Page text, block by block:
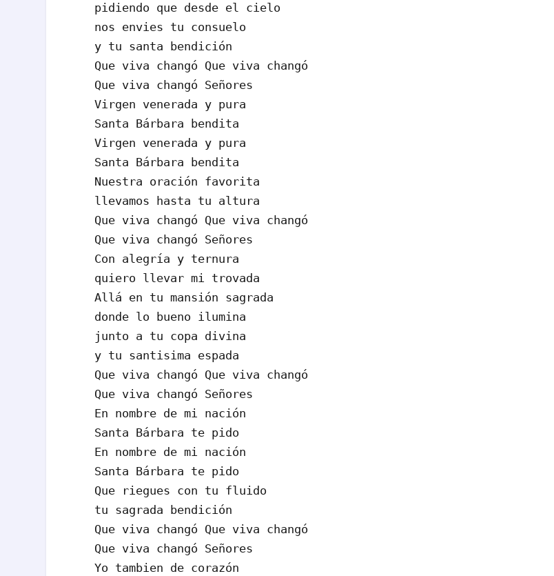
pidiendo que desde el cielo
nos envies tu consuelo
y tu santa bendición
Que viva changó Que viva changó
Que viva changó Señores
Virgen venerada y pura
Santa Bárbara bendita
Virgen venerada y pura
Santa Bárbara bendita
Nuestra oración favorita
llevamos hasta tu altura
Que viva changó Que viva changó
Que viva changó Señores
Con alegría y ternura
quiero llevar mi trovada
Allá en tu mansión sagrada
donde lo bueno ilumina
junto a tu copa divina
y tu santisima espada
Que viva changó Que viva changó
Que viva changó Señores
En nombre de mi nación
Santa Bárbara te pido
En nombre de mi nación
Santa Bárbara te pido
Que riegues con tu fluido
tu sagrada bendición
Que viva changó Que viva changó
Que viva changó Señores
Yo tambien de corazón